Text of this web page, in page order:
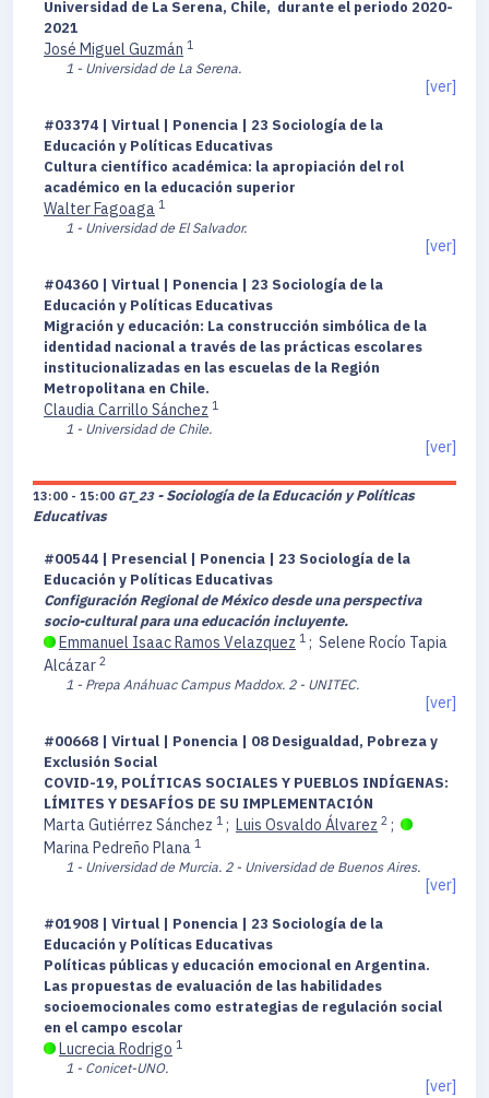
Universidad de La Serena, Chile, durante el periodo 2020-
2021
José Miguel Guzmán 1
1 - Universidad de La Serena.
[ver]
#03374 | Virtual | Ponencia | 23 Sociología de la
Educación y Políticas Educativas
Cultura científico académica: la apropiación del rol
académico en la educación superior
Walter Fagoaga 1
1 - Universidad de El Salvador.
[ver]
#04360 | Virtual | Ponencia | 23 Sociología de la
Educación y Políticas Educativas
Migración y educación: La construcción simbólica de la
identidad nacional a través de las prácticas escolares
institucionalizadas en las escuelas de la Región
Metropolitana en Chile.
Claudia Carrillo Sánchez 1
1 - Universidad de Chile.
[ver]
13:00 - 15:00 GT_23 - Sociología de la Educación y Políticas
Educativas
#00544 | Presencial | Ponencia | 23 Sociología de la
Educación y Políticas Educativas
Configuración Regional de México desde una perspectiva
socio-cultural para una educación incluyente.
Emmanuel Isaac Ramos Velazquez 1 ; Selene Rocío Tapia
Alcázar 2
1 - Prepa Anáhuac Campus Maddox. 2 - UNITEC.
[ver]
#00668 | Virtual | Ponencia | 08 Desigualdad, Pobreza y
Exclusión Social
COVID-19, POLÍTICAS SOCIALES Y PUEBLOS INDÍGENAS:
LÍMITES Y DESAFÍOS DE SU IMPLEMENTACIÓN
Marta Gutiérrez Sánchez 1 ; Luis Osvaldo Álvarez 2 ;
Marina Pedreño Plana 1
1 - Universidad de Murcia. 2 - Universidad de Buenos Aires.
[ver]
#01908 | Virtual | Ponencia | 23 Sociología de la
Educación y Políticas Educativas
Políticas públicas y educación emocional en Argentina.
Las propuestas de evaluación de las habilidades
socioemocionales como estrategias de regulación social
en el campo escolar
Lucrecia Rodrigo 1
1 - Conicet-UNO.
[ver]